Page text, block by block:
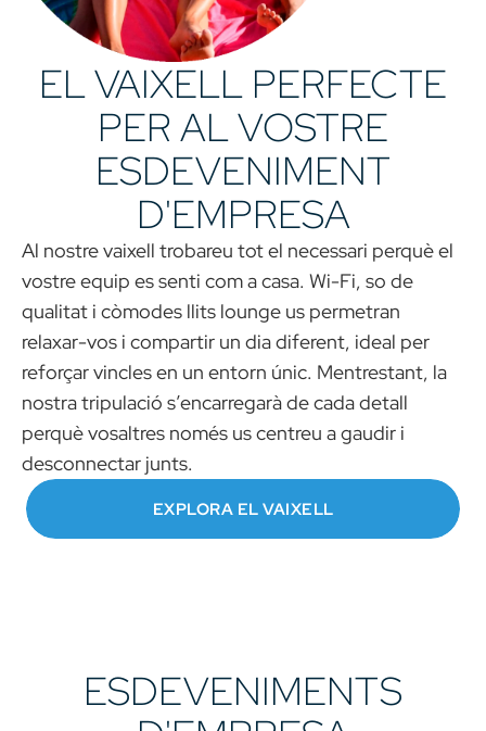
EL VAIXELL PERFECTE
PER AL VOSTRE
ESDEVENIMENT
D'EMPRESA
Al nostre vaixell trobareu tot el necessari perquè el
vostre equip es senti com a casa. Wi-Fi, so de
qualitat i còmodes llits lounge us permetran
relaxar-vos i compartir un dia diferent, ideal per
reforçar vincles en un entorn únic. Mentrestant, la
nostra tripulació s’encarregarà de cada detall
perquè vosaltres només us centreu a gaudir i
desconnectar junts.
EXPLORA EL VAIXELL
ESDEVENIMENTS